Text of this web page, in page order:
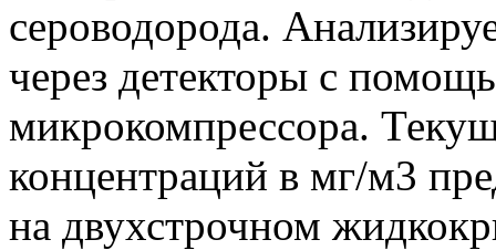
сероводорода.
через детекторы с
микрокомпрессора.
концентраций в мг/м3
на двухстрочном